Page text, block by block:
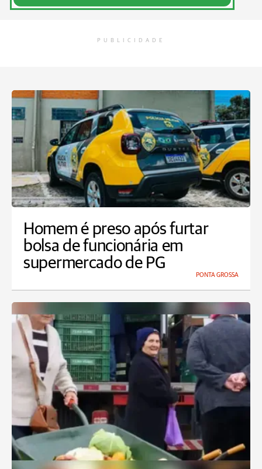
PUBLICIDADE
Homem é preso após furtar
bolsa de funcionária em
supermercado de PG
PONTA GROSSA